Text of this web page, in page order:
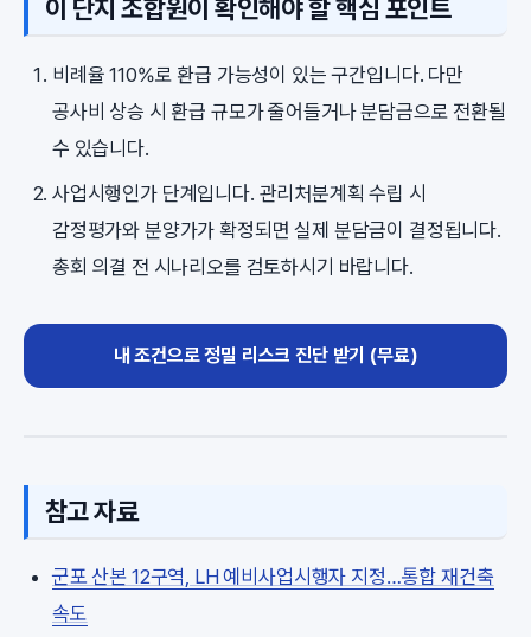
이 단지 조합원이 확인해야 할 핵심 포인트
비례율 110%로 환급 가능성이 있는 구간입니다. 다만
공사비 상승 시 환급 규모가 줄어들거나 분담금으로 전환될
수 있습니다.
사업시행인가 단계입니다. 관리처분계획 수립 시
감정평가와 분양가가 확정되면 실제 분담금이 결정됩니다.
총회 의결 전 시나리오를 검토하시기 바랍니다.
내 조건으로 정밀 리스크 진단 받기 (무료)
참고 자료
군포 산본 12구역, LH 예비사업시행자 지정…통합 재건축
속도